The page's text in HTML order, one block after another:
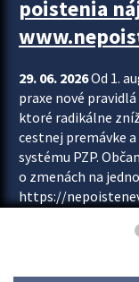
poistenia
29. 06. 2026Od 1.
praxe nové
ktoré radikálne
cestnej premávke
systému PZP.
o zmenách na
https://
asociácie poisťovní